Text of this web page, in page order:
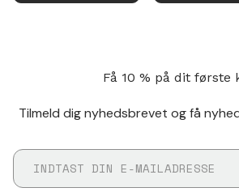
Få 10 % på dit første
Tilmeld dig nyhedsbrevet og få